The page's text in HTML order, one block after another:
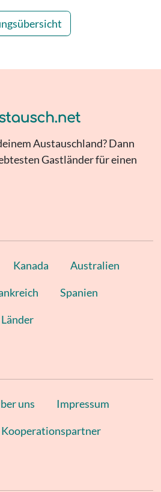
Austauschland? Dann
Gastländer für einen
Kanada Australien
Spanien
uns Impressum
Kooperationspartner